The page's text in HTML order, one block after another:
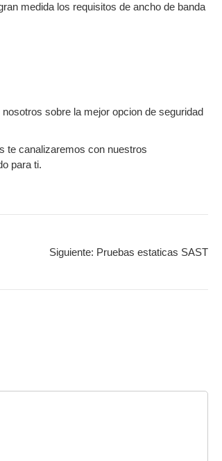
medida los requisitos de ancho de banda
sobre la mejor opcion de seguridad
te canalizaremos con nuestros
para ti.
Siguiente: Pruebas estaticas SAST